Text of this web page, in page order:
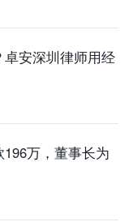
安深圳律师用经
196万，董事长为